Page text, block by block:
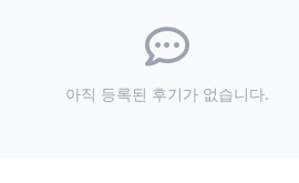
아직 등록된 후기가 없습니다.